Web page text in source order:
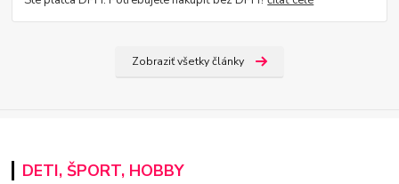
Zobraziť všetky články
DETI, ŠPORT, HOBBY